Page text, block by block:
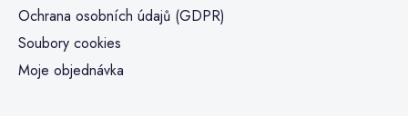
Ochrana osobních údajů (GDPR)
Soubory cookies
Moje objednávka